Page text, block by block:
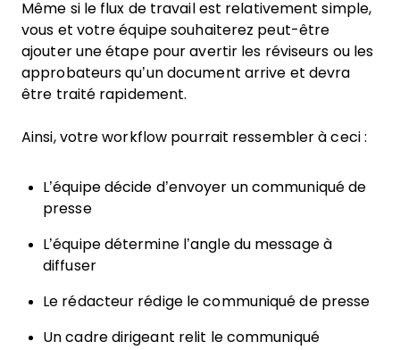
Même si le flux de travail est relativement simple,
vous et votre équipe souhaiterez peut-être
ajouter une étape pour avertir les réviseurs ou les
approbateurs qu’un document arrive et devra
être traité rapidement.
Ainsi, votre workflow pourrait ressembler à ceci :
L’équipe décide d’envoyer un communiqué de
presse
L’équipe détermine l’angle du message à
diffuser
Le rédacteur rédige le communiqué de presse
Un cadre dirigeant relit le communiqué